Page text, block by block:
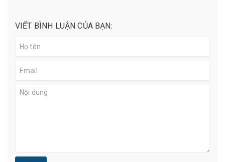
VIẾT BÌNH LUẬN CỦA BẠN: